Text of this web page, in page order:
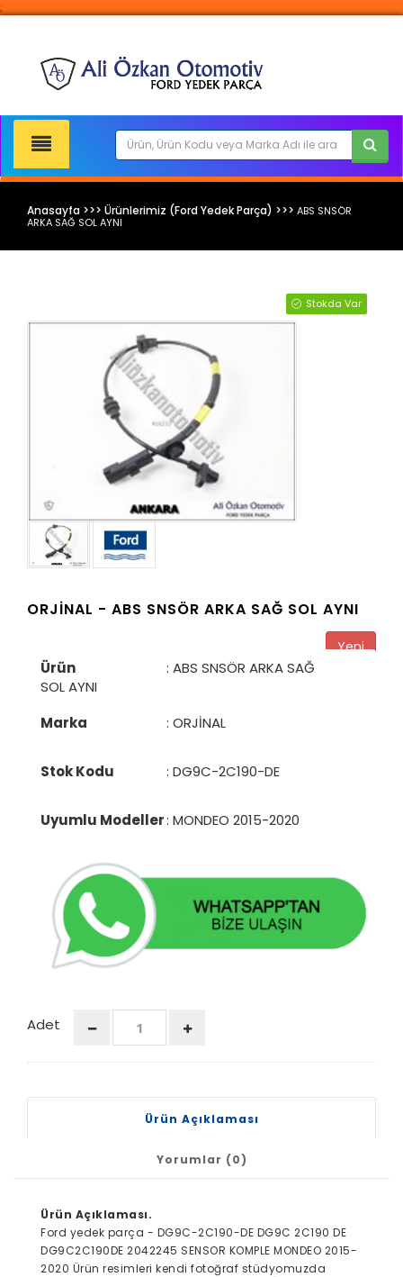
;
Anasayfa >>> Ürünlerimiz (Ford Yedek Parça) >>> ABS SNSÖR
ARKA SAĞ SOL AYNI
Stokda Var
ORJİNAL - ABS SNSÖR ARKA SAĞ SOL AYNI
Yeni
Ürün
: ABS SNSÖR ARKA SAĞ
SOL AYNI
Marka
: ORJİNAL
Stok Kodu : DG9C-2C190-DE
Uyumlu Modeller: MONDEO 2015-2020
Adet
Ürün Açıklaması
Yorumlar (0)
Ürün Açıklaması.
Ford yedek parça - DG9C-2C190-DE DG9C 2C190 DE
DG9C2C190DE 2042245 SENSOR KOMPLE MONDEO 2015-
2020 Ürün resimleri kendi fotoğraf stüdyomuzda